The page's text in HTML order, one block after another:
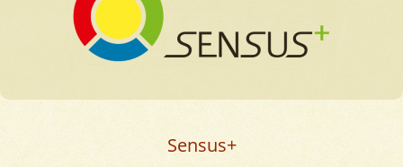
Sensus+